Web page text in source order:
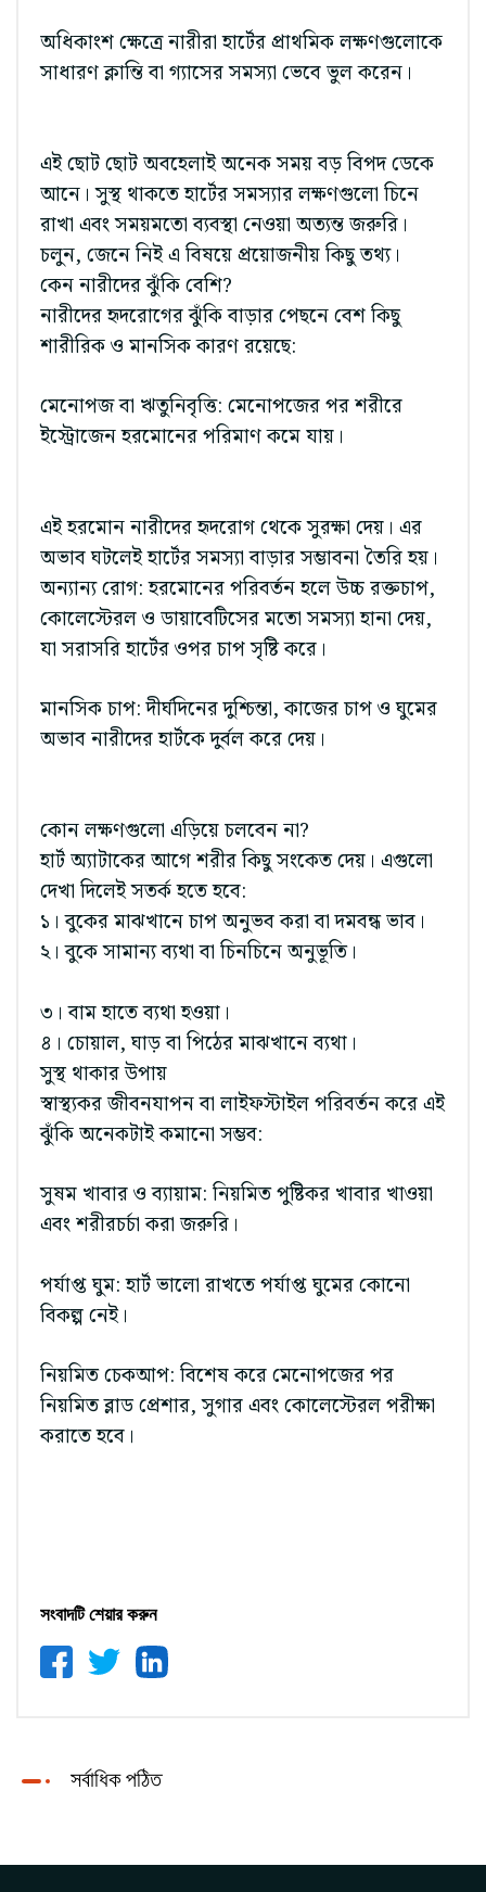
অধিকাংশ ক্ষেত্রে নারীরা হার্টের প্রাথমিক লক্ষণগুলোকে
সাধারণ ক্লান্তি বা গ্যাসের সমস্যা ভেবে ভুল করেন।
এই ছোট ছোট অবহেলাই অনেক সময় বড় বিপদ ডেকে
আনে। সুস্থ থাকতে হার্টের সমস্যার লক্ষণগুলো চিনে
রাখা এবং সময়মতো ব্যবস্থা নেওয়া অত্যন্ত জরুরি।
চলুন, জেনে নিই এ বিষয়ে প্রয়োজনীয় কিছু তথ্য।
কেন নারীদের ঝুঁকি বেশি?
নারীদের হৃদরোগের ঝুঁকি বাড়ার পেছনে বেশ কিছু
শারীরিক ও মানসিক কারণ রয়েছে:
মেনোপজ বা ঋতুনিবৃত্তি: মেনোপজের পর শরীরে
ইস্ট্রোজেন হরমোনের পরিমাণ কমে যায়।
এই হরমোন নারীদের হৃদরোগ থেকে সুরক্ষা দেয়। এর
অভাব ঘটলেই হার্টের সমস্যা বাড়ার সম্ভাবনা তৈরি হয়।
অন্যান্য রোগ: হরমোনের পরিবর্তন হলে উচ্চ রক্তচাপ,
কোলেস্টেরল ও ডায়াবেটিসের মতো সমস্যা হানা দেয়,
যা সরাসরি হার্টের ওপর চাপ সৃষ্টি করে।
মানসিক চাপ: দীর্ঘদিনের দুশ্চিন্তা, কাজের চাপ ও ঘুমের
অভাব নারীদের হার্টকে দুর্বল করে দেয়।
কোন লক্ষণগুলো এড়িয়ে চলবেন না?
হার্ট অ্যাটাকের আগে শরীর কিছু সংকেত দেয়। এগুলো
দেখা দিলেই সতর্ক হতে হবে:
১। বুকের মাঝখানে চাপ অনুভব করা বা দমবন্ধ ভাব।
২। বুকে সামান্য ব্যথা বা চিনচিনে অনুভূতি।
৩। বাম হাতে ব্যথা হওয়া।
৪। চোয়াল, ঘাড় বা পিঠের মাঝখানে ব্যথা।
সুস্থ থাকার উপায়
স্বাস্থ্যকর জীবনযাপন বা লাইফস্টাইল পরিবর্তন করে এই
ঝুঁকি অনেকটাই কমানো সম্ভব:
সুষম খাবার ও ব্যায়াম: নিয়মিত পুষ্টিকর খাবার খাওয়া
এবং শরীরচর্চা করা জরুরি।
পর্যাপ্ত ঘুম: হার্ট ভালো রাখতে পর্যাপ্ত ঘুমের কোনো
বিকল্প নেই।
নিয়মিত চেকআপ: বিশেষ করে মেনোপজের পর
নিয়মিত ব্লাড প্রেশার, সুগার এবং কোলেস্টেরল পরীক্ষা
করাতে হবে।
সংবাদটি শেয়ার করুন
সর্বাধিক পঠিত